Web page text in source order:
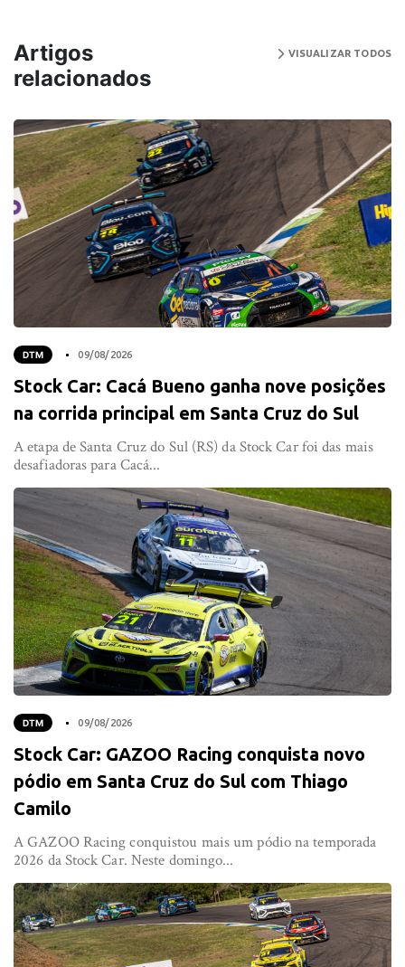
Artigos
relacionados
VISUALIZAR TODOS
DTM 09/08/2026
Stock Car: Cacá Bueno ganha nove posições
na corrida principal em Santa Cruz do Sul
A etapa de Santa Cruz do Sul (RS) da Stock Car foi das mais
desafiadoras para Cacá...
DTM 09/08/2026
Stock Car: GAZOO Racing conquista novo
pódio em Santa Cruz do Sul com Thiago
Camilo
A GAZOO Racing conquistou mais um pódio na temporada
2026 da Stock Car. Neste domingo...